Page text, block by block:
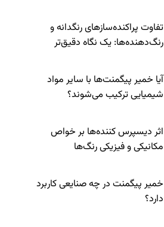
تفاوت پراکنده‌سازهای رنگدانه و
رنگ‌دهنده‌ها: یک نگاه دقیق‌تر
آیا خمیر پیگمنت‌ها با سایر مواد
شیمیایی ترکیب می‌شوند؟
اثر دیسپرس کننده‌ها بر خواص
مکانیکی و فیزیکی رنگ‌ها
خمیر پیگمنت در چه صنایعی کاربرد
دارد؟